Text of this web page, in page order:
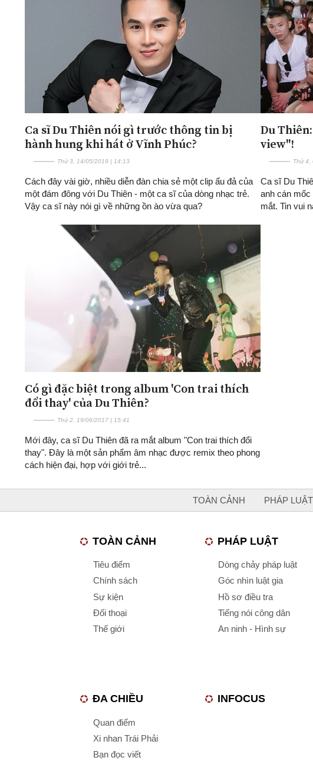
Ca sĩ Du Thiên nói gì trước thông tin bị
hành hung khi hát ở Vĩnh Phúc?
Thứ 3, 14/05/2019 | 14:13
Cách đây vài giờ, nhiều diễn đàn chia sẻ một clip ẩu đả của
một đám đông với Du Thiên - một ca sĩ của dòng nhạc trẻ.
Vậy ca sĩ này nói gì về những ồn ào vừa qua?
Du
view"!
Thứ 4,
Ca sĩ Du
anh cán mốc
mắt. Tin vui
Có gì đặc biệt trong album 'Con trai thích
đổi thay' của Du Thiên?
Thứ 2, 19/06/2017 | 15:41
Mới đây, ca sĩ Du Thiên đã ra mắt album "Con trai thích đổi
thay". Đây là một sản phẩm âm nhạc được remix theo phong
cách hiện đại, hợp với giới trẻ...
TOÀN CẢNH PHÁP LUẬT
TOÀN CẢNH
Tiêu điểm
Chính sách
Sự kiện
Đối thoại
Thế giới
PHÁP LUẬT
Dòng chảy pháp luật
Góc nhìn luật gia
Hồ sơ điều tra
Tiếng nói công dân
An ninh - Hình sự
ĐA CHIỀU
Quan điểm
Xi nhan Trái Phải
Bạn đọc viết
INFOCUS